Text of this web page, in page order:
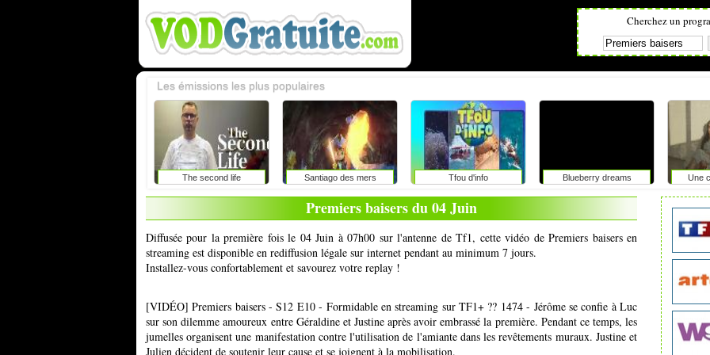
Cherchez un
The second life Santiago des mers Tfou d'info Blueberry dreams Une
Les émissions les plus populaires
Premiers baisers du 04 Juin
Diffusée pour la première fois le 04 Juin à 07h00 sur l'antenne de Tf1, cette vidéo de Premiers baisers en
streaming est disponible en rediffusion légale sur internet pendant au minimum 7 jours.
Installez-vous confortablement et savourez votre replay !
[VIDÉO] Premiers baisers - S12 E10 - Formidable en streaming sur TF1+ ?? 1474 - Jérôme se confie à Luc
sur son dilemme amoureux entre Géraldine et Justine après avoir embrassé la première. Pendant ce temps, les
jumelles organisent une manifestation contre l'utilisation de l'amiante dans les revêtements muraux. Justine et
Julien décident de soutenir leur cause et se joignent à la mobilisation.